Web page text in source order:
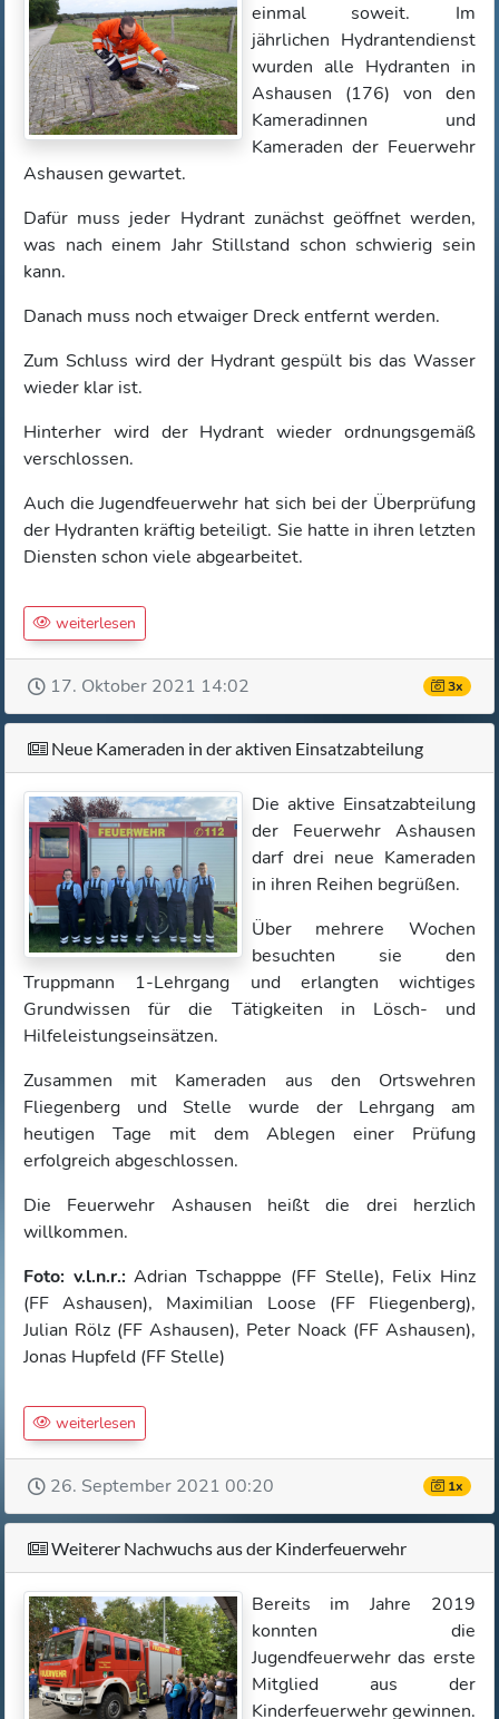
einmal soweit. Im
jährlichen Hydrantendienst
wurden alle Hydranten in
Ashausen (176) von den
Kameradinnen und
Kameraden der Feuerwehr
Ashausen gewartet.
Dafür muss jeder Hydrant zunächst geöffnet werden,
was nach einem Jahr Stillstand schon schwierig sein
kann.
Danach muss noch etwaiger Dreck entfernt werden.
Zum Schluss wird der Hydrant gespült bis das Wasser
wieder klar ist.
Hinterher wird der Hydrant wieder ordnungsgemäß
verschlossen.
Auch die Jugendfeuerwehr hat sich bei der Überprüfung
der Hydranten kräftig beteiligt. Sie hatte in ihren letzten
Diensten schon viele abgearbeitet.
weiterlesen
17. Oktober 2021 14:02 3x
Neue Kameraden in der aktiven Einsatzabteilung
Die aktive Einsatzabteilung
der Feuerwehr Ashausen
darf drei neue Kameraden
in ihren Reihen begrüßen.
Über mehrere Wochen
besuchten sie den
Truppmann 1-Lehrgang und erlangten wichtiges
Grundwissen für die Tätigkeiten in Lösch- und
Hilfeleistungseinsätzen.
Zusammen mit Kameraden aus den Ortswehren
Fliegenberg und Stelle wurde der Lehrgang am
heutigen Tage mit dem Ablegen einer Prüfung
erfolgreich abgeschlossen.
Die Feuerwehr Ashausen heißt die drei herzlich
willkommen.
Foto: v.l.n.r.:Adrian Tschapppe (FF Stelle), Felix Hinz
(FF Ashausen), Maximilian Loose (FF Fliegenberg),
Julian Rölz (FF Ashausen), Peter Noack (FF Ashausen),
Jonas Hupfeld (FF Stelle)
weiterlesen
26. September 2021 00:20 1x
Weiterer Nachwuchs aus der Kinderfeuerwehr
Bereits im Jahre 2019
konnten die
Jugendfeuerwehr das erste
Mitglied aus der
Kinderfeuerwehr gewinnen.